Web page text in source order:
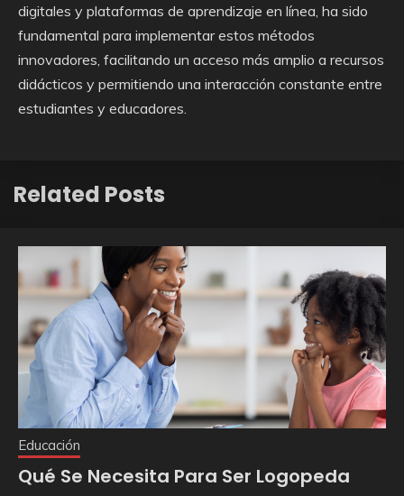
digitales y plataformas de aprendizaje en línea, ha sido
fundamental para implementar estos métodos
innovadores, facilitando un acceso más amplio a recursos
didácticos y permitiendo una interacción constante entre
estudiantes y educadores.
Related Posts
Educación
Qué Se Necesita Para Ser Logopeda